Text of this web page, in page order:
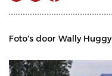
Foto's door Wally Huggy